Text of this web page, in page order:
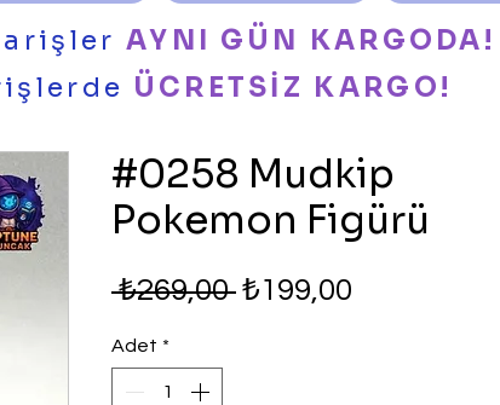
AYNI GÜN KARGODA!
ÜCRETSİZ KARGO!
#0258 Mudkip
Pokemon Figürü
₺269,00 Normal
₺199,00
Adet *